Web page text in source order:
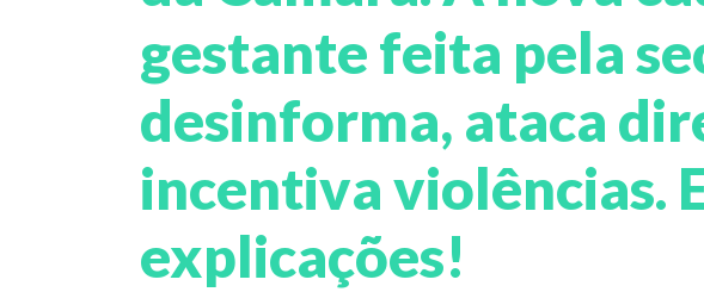
gestante feita pela
desinforma, ataca
incentiva violências.
explicações!